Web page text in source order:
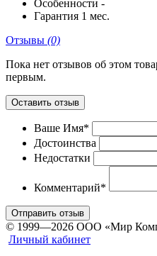
Особенности -
Гарантия 1 мес.
Отзывы (0)
Пока нет отзывов об этом
первым.
Оставить отзыв
Ваше Имя*
Достоинства
Недостатки
Комментарий*
Отправить отзыв
© 1999—2026 ООО «Мир
Личный кабинет